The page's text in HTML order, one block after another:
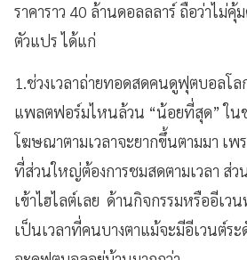
ราคาราว 40 ล้านดอลลลาร์ ถือว่าไม่คุ้
ตัวแปร ได้แก่
1.ช่วงเวลาถ่ายทอดสดคนดูฟุตบอลโล
แพลตฟอร์มไหนล้วน “น้อยที่สุด” ในช่
โฆษณาตามเวลาจะยากขึ้นตามมา เ
ที่ส่วนใหญ่ต้องการชมสดตามเวลา ส่ว
เข้าไฮไลต์เลย ด้านกิจกรรมหรืออีเวน
เป็นเวลาที่คนบางตาแม้จะมีอีเวนต์ร